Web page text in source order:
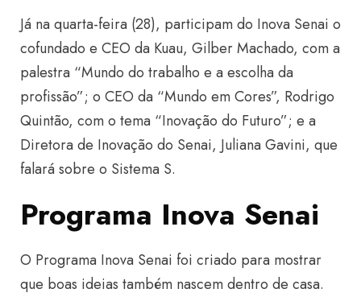
Já na quarta-feira (28), participam do Inova Senai o
cofundado e CEO da Kuau, Gilber Machado, com a
palestra “Mundo do trabalho e a escolha da
profissão”; o CEO da “Mundo em Cores”, Rodrigo
Quintão, com o tema “Inovação do Futuro”; e a
Diretora de Inovação do Senai, Juliana Gavini, que
falará sobre o Sistema S.
Programa Inova Senai
O Programa Inova Senai foi criado para mostrar
que boas ideias também nascem dentro de casa.